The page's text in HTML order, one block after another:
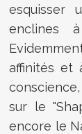
esquisser
enclines
affinités et
sur le
encore le